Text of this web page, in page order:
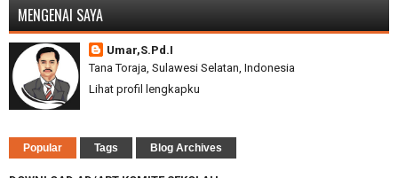
MENGENAI SAYA
Umar,S.Pd.I
Tana Toraja, Sulawesi Selatan, Indonesia
Lihat profil lengkapku
Popular Tags Blog Archives